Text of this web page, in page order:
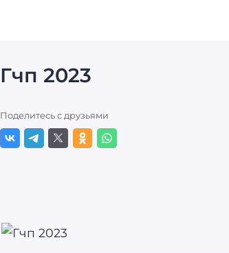
Гчп 2023
Поделитесь с друзьями